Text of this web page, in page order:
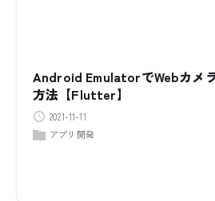
Android EmulatorでWebカメ
方法【Flutter】
2021-11-11
アプリ開発